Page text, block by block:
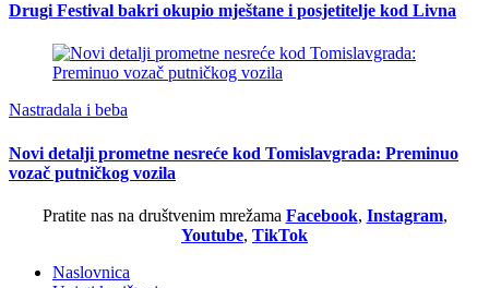
Drugi Festival bakri okupio mještane i posjetitelje kod Livna
Nastradala i beba
Novi detalji prometne nesreće kod Tomislavgrada: Preminuo
vozač putničkog vozila
Pratite nas na društvenim mrežama Facebook, Instagram,
Youtube, TikTok
Naslovnica